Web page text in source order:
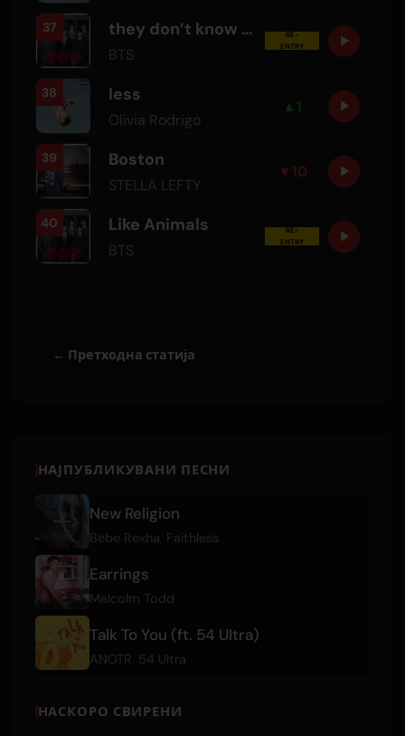
37 they don’t know ’bout us
BTS
RE-
ENTRY
38 less
Olivia Rodrigo
▲ 1
39 Boston
STELLA LEFTY
▼ 10
40 Like Animals
BTS
RE-
ENTRY
← Претходна статија
НАЈПУБЛИКУВАНИ ПЕСНИ
New Religion
Bebe Rexha Faithless
Earrings
Malcolm Todd
Talk To You (ft. 54 Ultra)
ANOTR 54 Ultra
НАСКОРО СВИРЕНИ